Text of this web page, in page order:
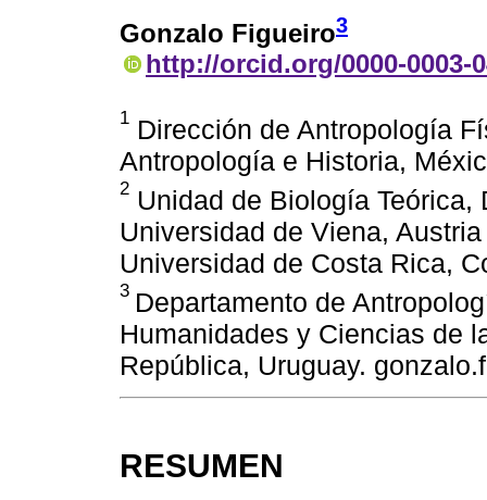
Gonzalo Figueiro3
http://orcid.org/0000-0003-
1 Dirección de Antropología
Antropología e Historia,
2 Unidad de Biología
Universidad de Viena,
Universidad de Costa Rica,
3 Departamento de
Humanidades y Ciencias de
República, Uruguay.
RESUMEN